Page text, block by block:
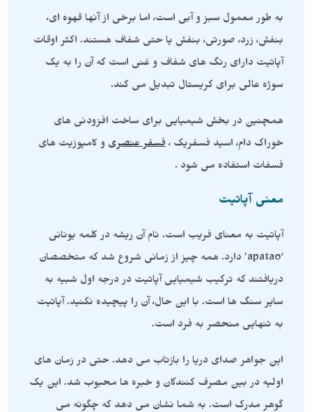
به طور معمول سبز و آبی است، اما برخی از آنها قهوه ای،
بنفش، زرد، صورتی، بنفش یا حتی شفاف هستند. اکثر اوقات
آپاتیت دارای رنگ های شفاف و غنی است که آن را به یک
سوژه عالی برای کریستال تبدیل می کند.
همچنین در بخش شیمیایی برای ساخت افزودنی های
خوراک دام، اسید فسفریک ،فسفر عنصری و کامپوزیت های
فسفات استفاده می شود .
معنی آپاتیت
آپاتیت به معنای فریب است. نام آن ریشه در کلمه یونانی
‘apatao’ دارد. همه چیز از زمانی شروع شد که متخصصان
دریافتند که ترکیب شیمیایی آپاتیت در درجه اول شبیه به
سایر سنگ ها است. با این حال، آن را پیچیده نکنید. آپاتیت
به تنهایی منحصر به فرد است.
این جواهر صدای دریا را بازتاب می دهد. حتی در زمان های
اولیه در بین مصرف کنندگان و خبره ها محبوب شد. این یک
گوهر مدرک است. به شما نشان می دهد که چگونه می